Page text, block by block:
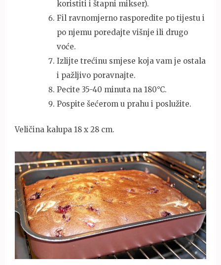
koristiti i štapni mikser).
Fil ravnomjerno rasporedite po tijestu i
po njemu poredajte višnje ili drugo
voće.
Izlijte trećinu smjese koja vam je ostala
i pažljivo poravnajte.
Pecite 35-40 minuta na 180°C.
Pospite šećerom u prahu i poslužite.
Veličina kalupa 18 x 28 cm.